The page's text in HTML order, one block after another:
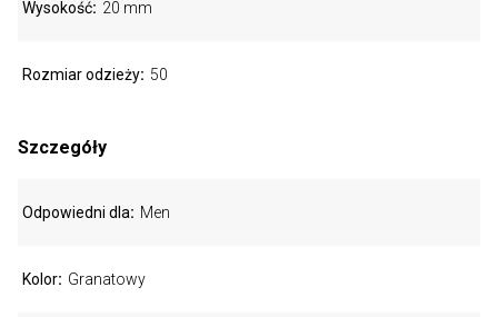
Wysokość 20 mm
Rozmiar odzieży 50
Szczegóły
Odpowiedni dla Men
Kolor Granatowy